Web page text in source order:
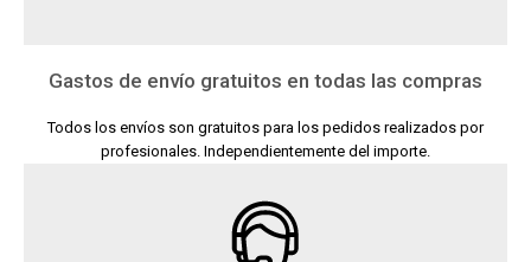
Gastos de envío gratuitos en todas las compras
Todos los envíos son gratuitos para los pedidos realizados por
profesionales. Independientemente del importe.